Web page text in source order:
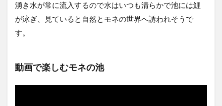
湧き水が常に流入するので水はいつも清らかで池には鯉
が泳ぎ、見ていると自然とモネの世界へ誘われそうで
す。
動画で楽しむモネの池